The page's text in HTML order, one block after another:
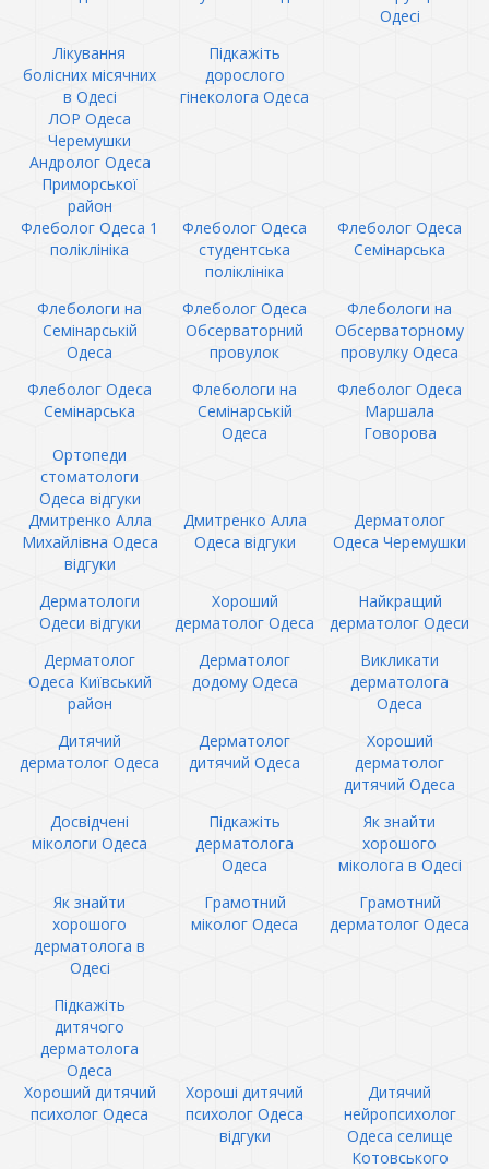
Одесі
Лікування
болісних місячних
в Одесі
Підкажіть
дорослого
гінеколога Одеса
ЛОР Одеса
Черемушки
Андролог Одеса
Приморської
район
Флеболог Одеса 1
поліклініка
Флеболог Одеса
студентська
поліклініка
Флеболог Одеса
Семінарська
Флебологи на
Семінарській
Одеса
Флеболог Одеса
Обсерваторний
провулок
Флебологи на
Обсерваторному
провулку Одеса
Флеболог Одеса
Семінарська
Флебологи на
Семінарській
Одеса
Флеболог Одеса
Маршала
Говорова
Ортопеди
стоматологи
Одеса відгуки
Дмитренко Алла
Михайлівна Одеса
відгуки
Дмитренко Алла
Одеса відгуки
Дерматолог
Одеса Черемушки
Дерматологи
Одеси відгуки
Хороший
дерматолог Одеса
Найкращий
дерматолог Одеси
Дерматолог
Одеса Київський
район
Дерматолог
додому Одеса
Викликати
дерматолога
Одеса
Дитячий
дерматолог Одеса
Дерматолог
дитячий Одеса
Хороший
дерматолог
дитячий Одеса
Досвідчені
мікологи Одеса
Підкажіть
дерматолога
Одеса
Як знайти
хорошого
міколога в Одесі
Як знайти
хорошого
дерматолога в
Одесі
Грамотний
міколог Одеса
Грамотний
дерматолог Одеса
Підкажіть
дитячого
дерматолога
Одеса
Хороший дитячий
психолог Одеса
Хороші дитячий
психолог Одеса
відгуки
Дитячий
нейропсихолог
Одеса селище
Котовського